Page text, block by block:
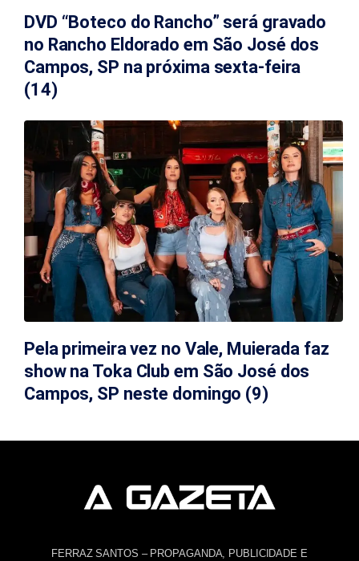
DVD “Boteco do Rancho” será gravado
no Rancho Eldorado em São José dos
Campos, SP na próxima sexta-feira
(14)
Pela primeira vez no Vale, Muierada faz
show na Toka Club em São José dos
Campos, SP neste domingo (9)
FERRAZ SANTOS – PROPAGANDA, PUBLICIDADE E